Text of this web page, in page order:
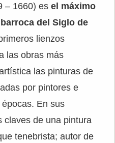
– 1660) es el máximo
del Siglo de
lienzos
las obras más
las pinturas de
por pintores e
En sus
claves de una pintura
tenebrista; autor de